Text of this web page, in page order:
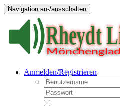
Navigation an-/ausschalten
Anmelden/Registrieren